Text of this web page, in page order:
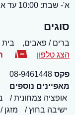
א'- שבת: 10:00 עד אחרון הלקוחות
סוגים
ברים / פאבים,
הצג טלפון
פקס 08-9461448
מאפיינים נוספים
אופציה צמחונית
ישיבה בחוץ
מזגן